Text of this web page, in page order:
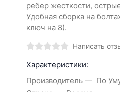
ребер жесткости,
Удобная сборка на
ключ на 8).
Написать
Характеристики:
Производитель
По